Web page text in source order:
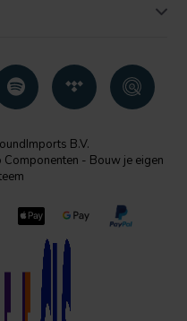
B.V.
- Bouw je eigen